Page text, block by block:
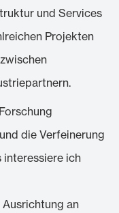
und Services
Projekten
die Verfeinerung
interessiere ich
an